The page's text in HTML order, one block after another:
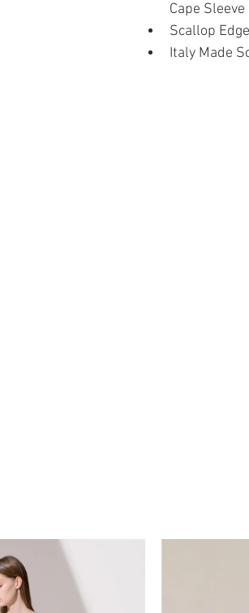
Cape
Scallop
Italy Made